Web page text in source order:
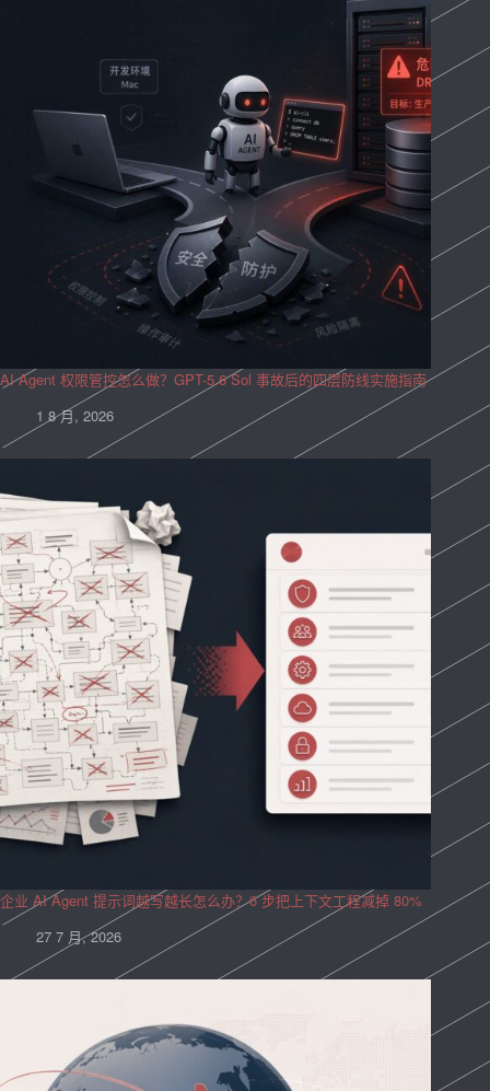
AI Agent 权限管控怎么做？GPT-5.6 Sol 事故后的四层防线实施指南
1 8 月, 2026
企业 AI Agent 提示词越写越长怎么办？6 步把上下文工程减掉 80%
27 7 月, 2026